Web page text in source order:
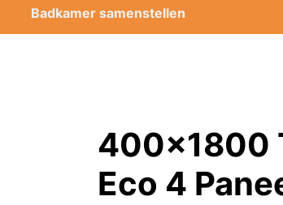
Badkamer samenstellen
400x1800
Eco 4